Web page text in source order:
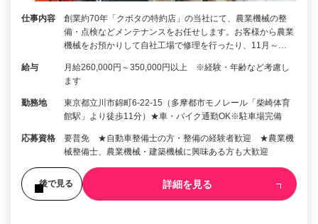
仕事内容
創業約70年「クボタの特約店」の当社にて、農業機械の整
備・点検などメンテナンスをお任せします。お客様から農業
機械をお預かりして自社工場で修理を行ったり、11月～…
給与
月給260,000円～350,000円以上 ※経験・年齢など考慮し
ます
勤務地
東京都立川市錦町6-22-15（多摩都市モノレール「柴崎体育
館駅」より徒歩11分）★車・バイク通勤OK※駐車場完備
応募資格
要普免 ★自動車整備士の方・整備の経験者歓迎 ★農業機
械整備士、農業機械・建築機械に興味ある方も大歓迎
後で見る 詳細を見る